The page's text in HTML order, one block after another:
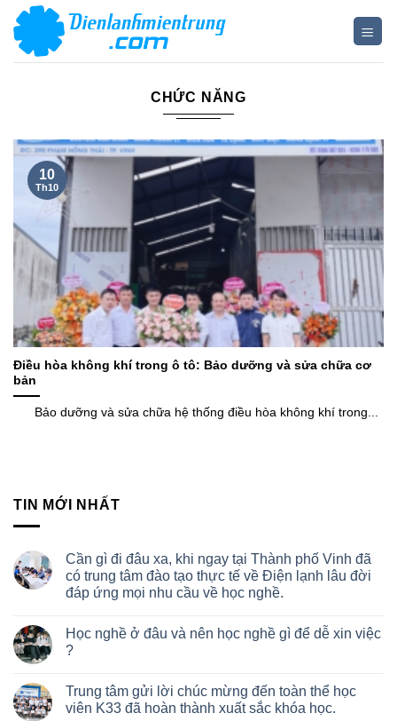
qua
CHỨC NĂNG
Điều hòa không khí trong ô tô: Bảo dưỡng và sửa chữa cơ
bản
Bảo dưỡng và sửa chữa hệ thống điều hòa không khí trong...
10
Th10
TIN MỚI NHẤT
Cần gì đi đâu xa, khi ngay tại Thành phố Vinh đã
có trung tâm đào tạo thực tế về Điện lạnh lâu đời
đáp ứng mọi nhu cầu về học nghề.
Học nghề ở đâu và nên học nghề gì để dễ xin việc
?
Trung tâm gửi lời chúc mừng đến toàn thể học
viên K33 đã hoàn thành xuất sắc khóa học.